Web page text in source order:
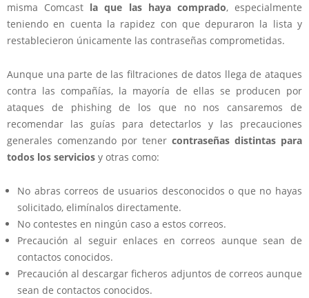
misma Comcast la que las haya comprado, especialmente
teniendo en cuenta la rapidez con que depuraron la lista y
restablecieron únicamente las contraseñas comprometidas.
Aunque una parte de las filtraciones de datos llega de ataques
contra las compañías, la mayoría de ellas se producen por
ataques de phishing de los que no nos cansaremos de
recomendar las guías para detectarlos y las precauciones
generales comenzando por tener contraseñas distintas para
todos los servicios y otras como:
No abras correos de usuarios desconocidos o que no hayas
solicitado, elimínalos directamente.
No contestes en ningún caso a estos correos.
Precaución al seguir enlaces en correos aunque sean de
contactos conocidos.
Precaución al descargar ficheros adjuntos de correos aunque
sean de contactos conocidos.